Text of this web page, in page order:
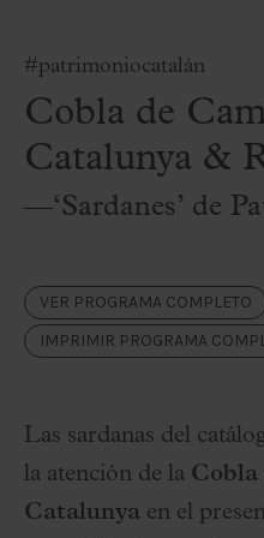
#patrimoniocatalán
Cobla de
Catalunya &
—‘Sardanes’ de
VER PROGRAMA COMPLETO
IMPRIMIR PROGRAMA
Las sardanas del
la atención de la Cobla
Catalunya en el